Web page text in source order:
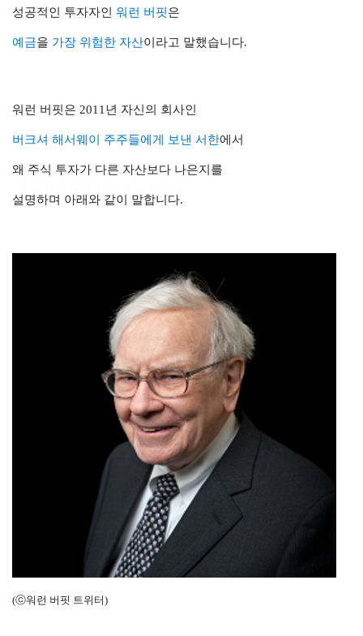
성공적인 투자자인 워런 버핏은
예금을 가장 위험한 자산이라고 말했습니다.
워런 버핏은 2011년 자신의 회사인
버크셔 해서웨이 주주들에게 보낸 서한에서
왜 주식 투자가 다른 자산보다 나은지 를
설명하며 아래와 같이 말합니다.
(ⓒ워런 버핏 트위터)